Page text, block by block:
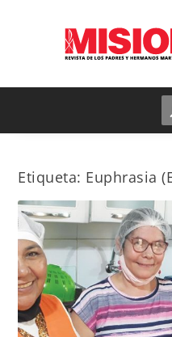
Etiqueta: Euphrasia